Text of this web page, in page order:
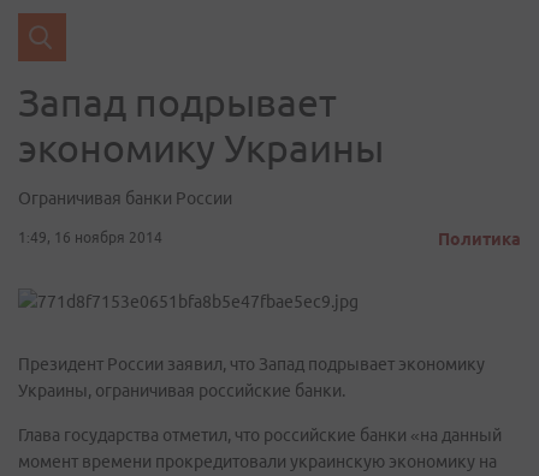
Запад подрывает
экономику Украины
Ограничивая банки России
1:49, 16 ноября 2014 Политика
Президент России заявил, что Запад подрывает экономику
Украины, ограничивая российские банки.
Глава государства отметил, что российские банки «на данный
момент времени прокредитовали украинскую экономику на